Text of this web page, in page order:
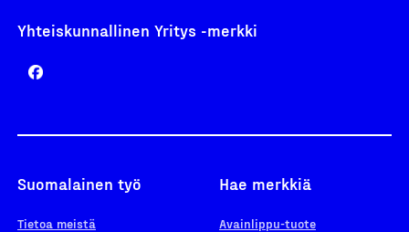
Yhteiskunnallinen Yritys -merkki
Suomalainen työ
Tietoa meistä
Hae merkkiä
Avainlippu-tuote